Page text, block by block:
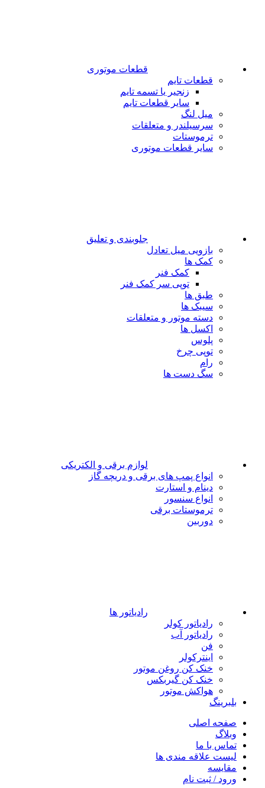
قطعات موتوری
قطعات تایم
زنجیر یا تسمه تایم
سایر قطعات تایم
میل لنگ
سرسیلندر و متعلقات
ترموستات
سایر قطعات موتوری
جلوبندی و تعلیق
بازویی میل تعادل
کمک ها
کمک فنر
توپی سر کمک فنر
طبق ها
سیبک ها
دسته موتور و متعلقات
اکسل ها
پلوس
توپی چرخ
رام
سگ دست ها
لوازم برقی و الکتریکی
انواع پمپ های برقی و دریچه گاز
دینام و استارت
انواع سنسور
ترموستات برقی
دوربین
رادیاتور ها
رادیاتور کولر
رادیاتور آب
فن
اینترکولر
خنک کن روغن موتور
خنک کن گیربکس
هواکش موتور
بلبرینگ
صفحه اصلی
وبلاگ
تماس با ما
لیست علاقه مندی ها
مقایسه
ورود / ثبت نام